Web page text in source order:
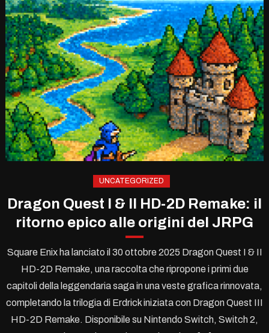
UNCATEGORIZED
Dragon Quest I & II HD-2D Remake: il
ritorno epico alle origini del JRPG
Square Enix ha lanciato il 30 ottobre 2025 Dragon Quest I & II
HD-2D Remake, una raccolta che ripropone i primi due
capitoli della leggendaria saga in una veste grafica rinnovata,
completando la trilogia di Erdrick iniziata con Dragon Quest III
HD-2D Remake. Disponibile su Nintendo Switch, Switch 2,